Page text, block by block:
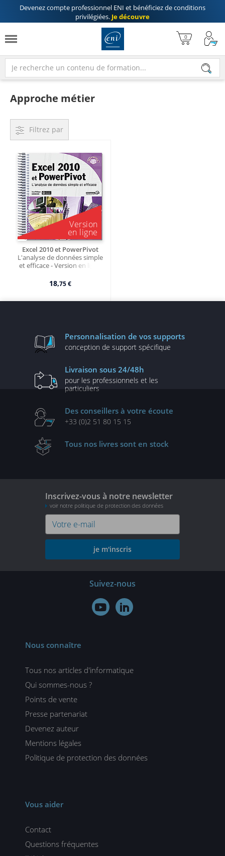
Devenez compte professionnel ENI et bénéficiez deconditions
privilégiées. Je découvre
Approche métier
Filtrez par
Excel 2010 et PowerPivot
L'analyse de données simple
et efficace - Version en ligne
18,75 €
Personnalisation de vos supports
conception de support spécifique
Livraison sous 24/48h
pour les professionnels et les
particuliers
Des conseillers à votre écoute
+33 (0)2 51 80 15 15
Tous nos livres sont en stock
Inscrivez-vous à notre newsletter
voir notre politique de protection des données
je m'inscris
Suivez-nous
 
Nous connaître
Tous nos articles d'informatique
Qui sommes-nous ?
Points de vente
Presse partenariat
Devenez auteur
Mentions légales
Politique de protection des données
Vous aider
Contact
Questions fréquentes